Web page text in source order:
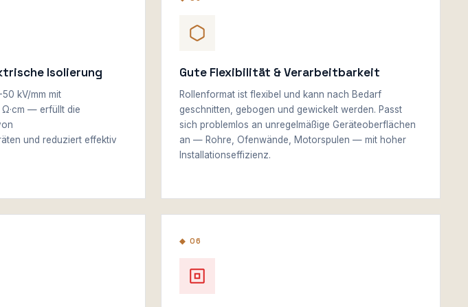
Isolierung
kV/mm mit
Ω·cm — erfüllt die
und reduziert effektiv
Gute Flexibilität & Verarbeitbarkeit
Rollenformat ist flexibel und kann nach Bedarf
geschnitten, gebogen und gewickelt werden. Passt
sich problemlos an unregelmäßige Geräteoberflächen
an — Rohre, Ofenwände, Motorspulen — mit hoher
Installationseffizienz.
◆ 06